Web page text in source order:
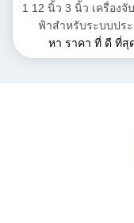
1 12 นิ้ว 3 นิ้ว เครื่องจั
ฟ้าสําหรับระบบปร
หา ราคา ที่ ดี ที่สุ